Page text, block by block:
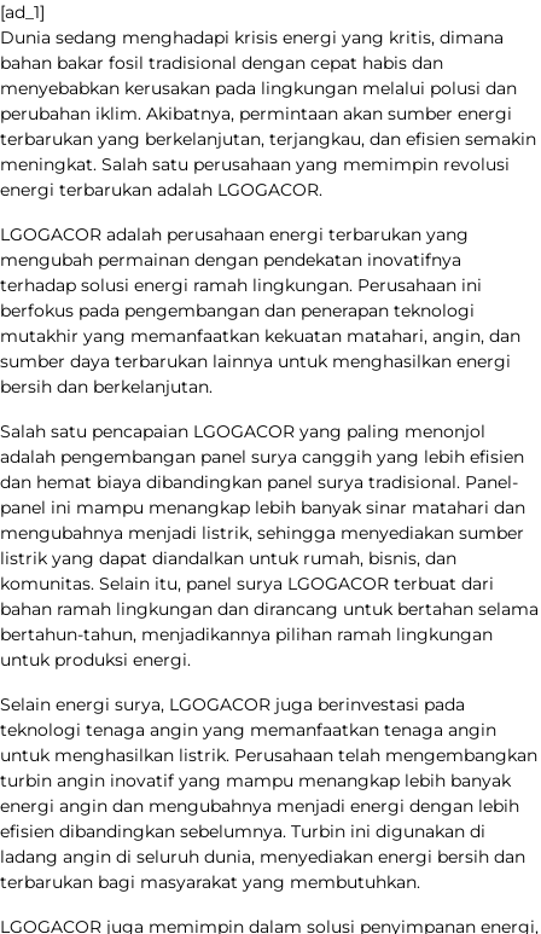
[ad_1]
Dunia sedang menghadapi krisis energi yang kritis, dimana
bahan bakar fosil tradisional dengan cepat habis dan
menyebabkan kerusakan pada lingkungan melalui polusi dan
perubahan iklim. Akibatnya, permintaan akan sumber energi
terbarukan yang berkelanjutan, terjangkau, dan efisien semakin
meningkat. Salah satu perusahaan yang memimpin revolusi
energi terbarukan adalah LGOGACOR.
LGOGACOR adalah perusahaan energi terbarukan yang
mengubah permainan dengan pendekatan inovatifnya
terhadap solusi energi ramah lingkungan. Perusahaan ini
berfokus pada pengembangan dan penerapan teknologi
mutakhir yang memanfaatkan kekuatan matahari, angin, dan
sumber daya terbarukan lainnya untuk menghasilkan energi
bersih dan berkelanjutan.
Salah satu pencapaian LGOGACOR yang paling menonjol
adalah pengembangan panel surya canggih yang lebih efisien
dan hemat biaya dibandingkan panel surya tradisional. Panel-
panel ini mampu menangkap lebih banyak sinar matahari dan
mengubahnya menjadi listrik, sehingga menyediakan sumber
listrik yang dapat diandalkan untuk rumah, bisnis, dan
komunitas. Selain itu, panel surya LGOGACOR terbuat dari
bahan ramah lingkungan dan dirancang untuk bertahan selama
bertahun-tahun, menjadikannya pilihan ramah lingkungan
untuk produksi energi.
Selain energi surya, LGOGACOR juga berinvestasi pada
teknologi tenaga angin yang memanfaatkan tenaga angin
untuk menghasilkan listrik. Perusahaan telah mengembangkan
turbin angin inovatif yang mampu menangkap lebih banyak
energi angin dan mengubahnya menjadi energi dengan lebih
efisien dibandingkan sebelumnya. Turbin ini digunakan di
ladang angin di seluruh dunia, menyediakan energi bersih dan
terbarukan bagi masyarakat yang membutuhkan.
LGOGACOR juga memimpin dalam solusi penyimpanan energi,